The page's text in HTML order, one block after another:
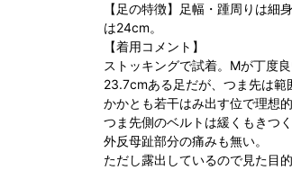
【足の特徴】足幅・踵周りは
は24cm。
【着用コメント】
ストッキングで試着。Mが丁度
23.7cmある足だが、つま先は範
かかとも若干はみ出す位で理想
つま先側のベルトは緩くもきつ
外反母趾部分の痛みも無い。
ただし露出しているので見た目